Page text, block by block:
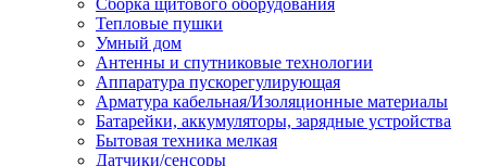
Сборка щитового оборудования
Тепловые пушки
Умный дом
Антенны и спутниковые технологии
Аппаратура пускорегулирующая
Арматура кабельная/Изоляционные материалы
Батарейки, аккумуляторы, зарядные устройства
Бытовая техника мелкая
Датчики/сенсоры